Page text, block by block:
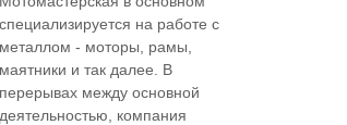
специализируется на работе с
металлом - моторы, рамы,
маятники и так далее. В
перерывах между основной
деятельностью, компания